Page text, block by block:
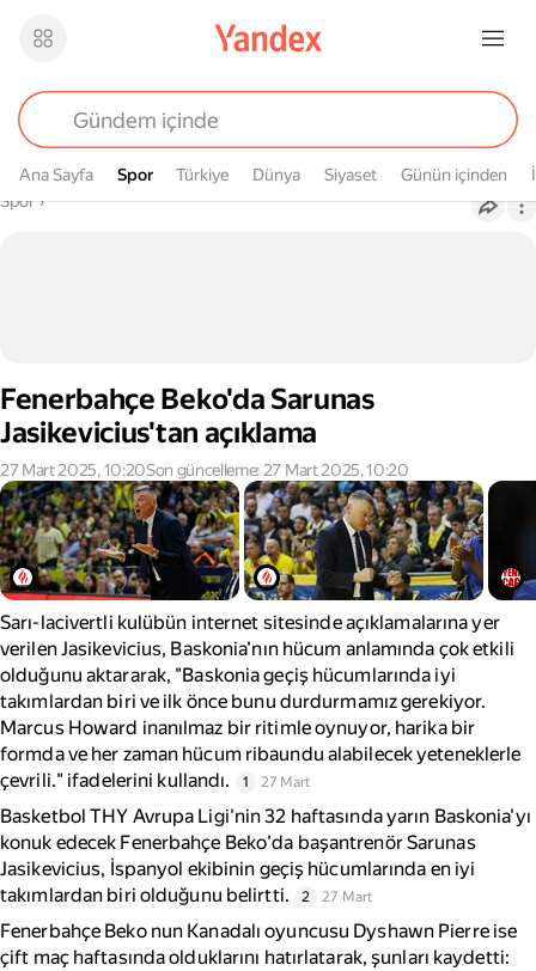
Ana Sayfa Spor
Spor Türkiye Dünya Siyaset Günün içinden
Buradasın
Spor›
Fenerbahçe Beko'da Sarunas
Jasikevicius'tan açıklama
27 Mart 2025, 10:20Son güncelleme: 27 Mart 2025, 10:20
Sarı-lacivertli kulübün internet sitesinde açıklamalarına yer
verilen Jasikevicius, Baskonia'nın hücum anlamında çok etkili
olduğunu aktararak, "Baskonia geçiş hücumlarında iyi
takımlardan biri ve ilk önce bunu durdurmamız gerekiyor.
Marcus Howard inanılmaz bir ritimle oynuyor, harika bir
formda ve her zaman hücum ribaundu alabilecek yeteneklerle
çevrili." ifadelerini kullandı.
1 27 Mart
Basketbol THY Avrupa Ligi'nin 32 haftasında yarın Baskonia'yı
konuk edecek Fenerbahçe Beko'da başantrenör Sarunas
Jasikevicius, İspanyol ekibinin geçiş hücumlarında en iyi
takımlardan biri olduğunu belirtti.
2 27 Mart
Fenerbahçe Beko nun Kanadalı oyuncusu Dyshawn Pierre ise
çift maç haftasında olduklarını hatırlatarak, şunları kaydetti: